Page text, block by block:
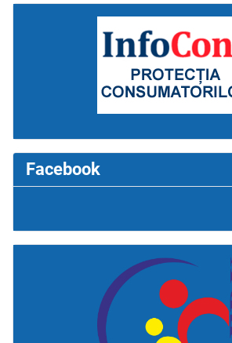
Facebook